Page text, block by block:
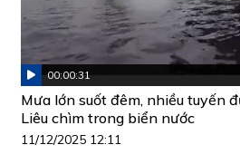
00:00:31
Mưa lớn suốt đêm, nhiều tuyến
Liêu chìm trong biển nước
11/12/2025 12:11